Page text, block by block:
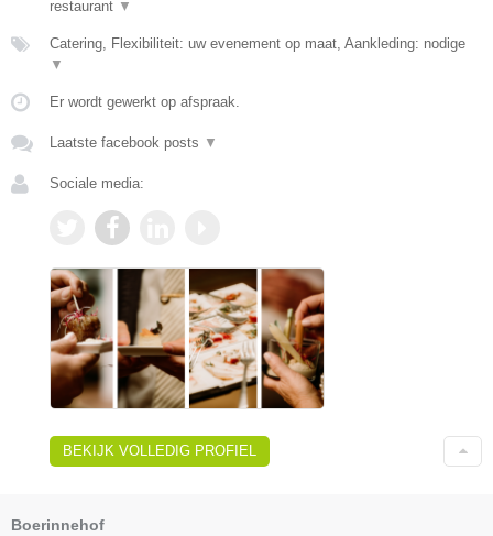
restaurant ▼
Catering, Flexibiliteit: uw evenement op maat, Aankleding: nodige
▼
Er wordt gewerkt op afspraak.
Laatste facebook posts ▼
Sociale media:
BEKIJK VOLLEDIG PROFIEL
Boerinnehof